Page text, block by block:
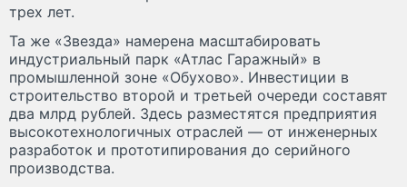
трех лет.
Та же «Звезда» намерена масштабировать
индустриальный парк «Атлас Гаражный» в
промышленной зоне «Обухово». Инвестиции в
строительство второй и третьей очереди составят
два млрд рублей. Здесь разместятся предприятия
высокотехнологичных отраслей — от инженерных
разработок и прототипирования до серийного
производства.